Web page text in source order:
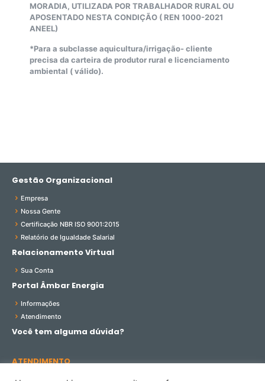
MORADIA, UTILIZADA POR TRABALHADOR RURAL OU
APOSENTADO NESTA CONDIÇÃO ( REN 1000-2021
ANEEL)
*Para a subclasse aquicultura/irrigação- cliente
precisa da carteira de produtor rural e licenciamento
ambiental ( válido).
Gestão Organizacional
Empresa
Nossa Gente
Certificação NBR ISO 9001:2015
Relatório de Igualdade Salarial
Relacionamento Virtual
Sua Conta
Portal Âmbar Energia
Informações
Atendimento
Você tem alguma dúvida?
ATENDIMENTO